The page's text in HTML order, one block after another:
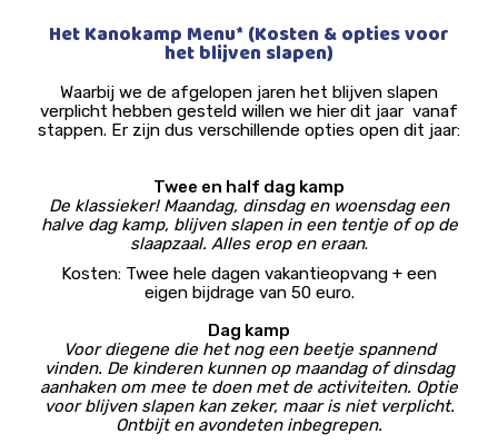
Het Kanokamp Menu* (Kosten & opties voor
het blijven slapen)
Waarbij we de afgelopen jaren het blijven slapen
verplicht hebben gesteld willen we hier dit jaar vanaf
stappen. Er zijn dus verschillende opties open dit jaar:
Twee en half dag kamp
De klassieker! Maandag, dinsdag en woensdag een
halve dag kamp, blijven slapen in een tentje of op de
slaapzaal. Alles erop en eraan.
Kosten: Twee hele dagen vakantieopvang + een
eigen bijdrage van 50 euro.
Dag kamp
Voor diegene die het nog een beetje spannend
vinden. De kinderen kunnen op maandag of dinsdag
aanhaken om mee te doen met de activiteiten. Optie
voor blijven slapen kan zeker, maar is niet verplicht.
Ontbijt en avondeten inbegrepen.